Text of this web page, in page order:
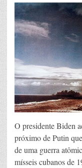
O presidente Biden
próximo de Putin
de uma guerra
mísseis cubanos de